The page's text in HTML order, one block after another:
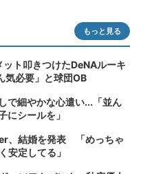
もっと見る
ト叩きつけたDeNAルーキ
必要」と球団OB
で細やかな心遣い...「並ん
にシールを」
、結婚を発表 「めっちゃ
安定してる」